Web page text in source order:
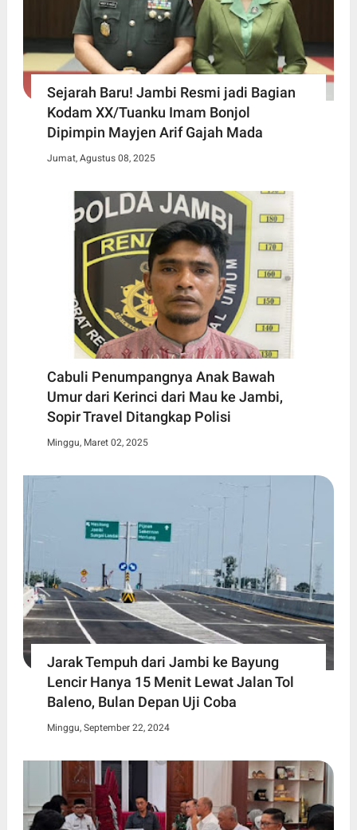
Sejarah Baru! Jambi Resmi jadi Bagian
Kodam XX/Tuanku Imam Bonjol
Dipimpin Mayjen Arif Gajah Mada
Jumat, Agustus 08, 2025
Cabuli Penumpangnya Anak Bawah
Umur dari Kerinci dari Mau ke Jambi,
Sopir Travel Ditangkap Polisi
Minggu, Maret 02, 2025
Jarak Tempuh dari Jambi ke Bayung
Lencir Hanya 15 Menit Lewat Jalan Tol
Baleno, Bulan Depan Uji Coba
Minggu, September 22, 2024